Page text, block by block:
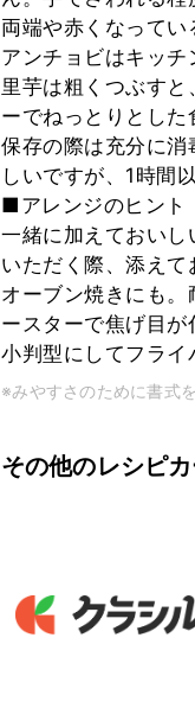
両端や赤くなってい
アンチョビはキッチ
里芋は粗くつぶす
ーでねっとりとした
保存の際は充分に
しいですが、1時間
■アレンジのヒント
一緒に加えておいし
いただく際、添え
オーブン焼きにも
ースターで焦げ目が
小判型にしてフライ
※みやすさのために書式
その他のレシピ